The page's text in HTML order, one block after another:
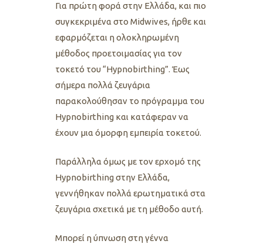
Για πρώτη φορά στην Ελλάδα, και πιο
συγκεκριμένα στο Midwives, ήρθε και
εφαρμόζεται η ολοκληρωμένη
μέθοδος προετοιμασίας για τον
τοκετό του “Hypnobirthing”. Έως
σήμερα πολλά ζευγάρια
παρακολούθησαν τo πρόγραμμα του
Hypnobirthing και κατάφεραν να
έχουν μια όμορφη εμπειρία τοκετού.
Παράλληλα όμως με τον ερχομό της
Hypnobirthing στην Ελλάδα,
γεννήθηκαν πολλά ερωτηματικά στα
ζευγάρια σχετικά με τη μέθοδο αυτή.
Μπορεί η ύπνωση στη γέννα